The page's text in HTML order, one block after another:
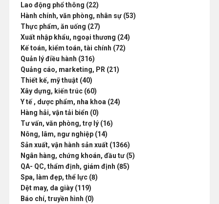
Lao động phổ thông (22)
Hành chính, văn phòng, nhân sự (53)
Thực phẩm, ăn uống (27)
Xuất nhập khẩu, ngoại thương (24)
Kế toán, kiểm toán, tài chính (72)
Quản lý điều hành (316)
Quảng cáo, marketing, PR (21)
Thiết kế, mỹ thuật (40)
Xây dựng, kiến trúc (60)
Y tế , dược phẩm, nha khoa (24)
Hàng hải, vận tải biển (0)
Tư vấn, văn phòng, trợ lý (16)
Nông, lâm, ngư nghiệp (14)
Sản xuất, vận hành sản xuất (1366)
Ngân hàng, chứng khoán, đầu tư (5)
QA- QC, thẩm định, giám định (85)
Spa, làm đẹp, thể lực (8)
Dệt may, da giày (119)
Báo chí, truyền hình (0)